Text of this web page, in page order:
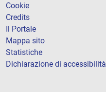
Cookie
Credits
Il Portale
Mappa sito
Statistiche
Dichiarazione di accessibilità